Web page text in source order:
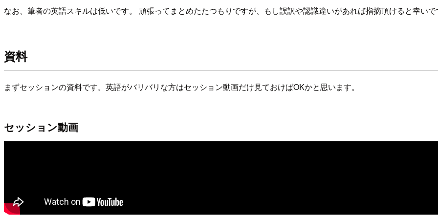
なお、筆者の英語スキルは低いです。 頑張ってまとめたたつもりですが、もし誤訳や認識違いがあれば指摘頂けると幸い
資料
まずセッションの資料です。英語がバリバリな方はセッション動画だけ見ておけばOKかと思います。
セッション動画